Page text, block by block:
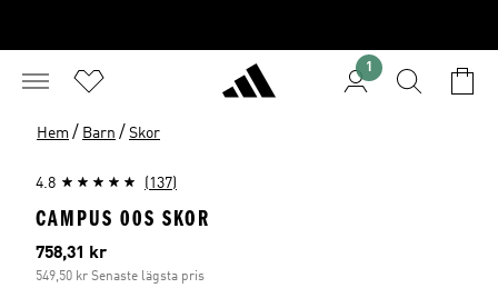
1
Hem / Barn / Skor
4.8 (137)
CAMPUS 00S SKOR
Aktuellt pris
758,31 kr
549,50 kr Senaste lägsta pris